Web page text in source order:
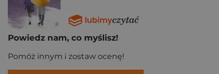
Powiedz nam, co myślisz!
Pomóż innym i zostaw ocenę!